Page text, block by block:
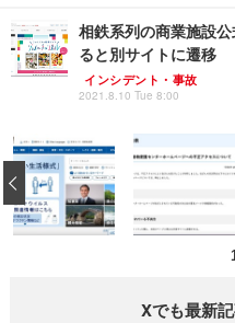
相鉄系列の商業施設
ると別サイトに遷移
インシデント・事故
2021.8.10 Tue 8:00
‹
Xでも最新